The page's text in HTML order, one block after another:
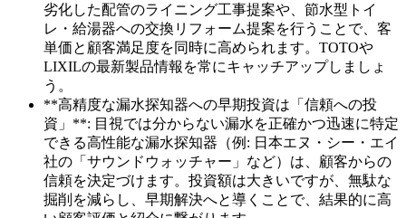
劣化した配管のライニング工事提案や、節水型トイ
レ・給湯器への交換リフォーム提案を行うことで、客
単価と顧客満足度を同時に高められます。TOTOや
LIXILの最新製品情報を常にキャッチアップしましょ
う。
**高精度な漏水探知器への早期投資は「信頼への投
資」**: 目視では分からない漏水を正確かつ迅速に特定
できる高性能な漏水探知器（例: 日本エヌ・シー・エイ
社の「サウンドウォッチャー」など）は、顧客からの
信頼を決定づけます。投資額は大きいですが、無駄な
掘削を減らし、早期解決へと導くことで、結果的に高